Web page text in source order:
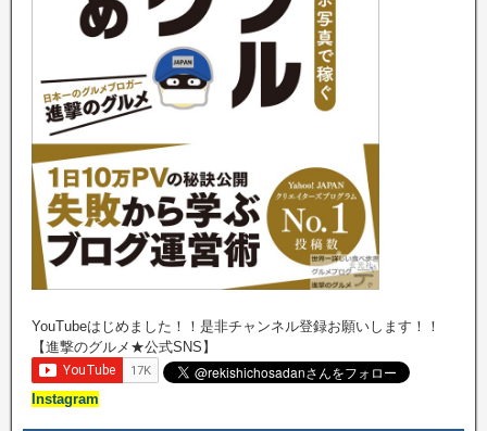
YouTubeはじめました！！是非チャンネル登録お願いします！！
【進撃のグルメ★公式SNS】
Instagram